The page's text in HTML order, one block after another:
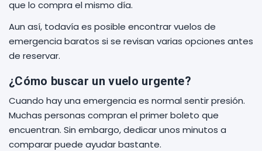
que lo compra el mismo día.
Aun así, todavía es posible encontrar vuelos de
emergencia baratos si se revisan varias opciones antes
de reservar.
¿Cómo buscar un vuelo urgente?
Cuando hay una emergencia es normal sentir presión.
Muchas personas compran el primer boleto que
encuentran. Sin embargo, dedicar unos minutos a
comparar puede ayudar bastante.